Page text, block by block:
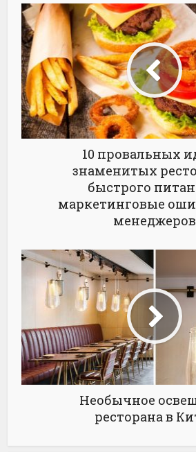
10 провальных
знаменитых
быстрого
маркетинговые
менеджеров
Необычное
ресторана в